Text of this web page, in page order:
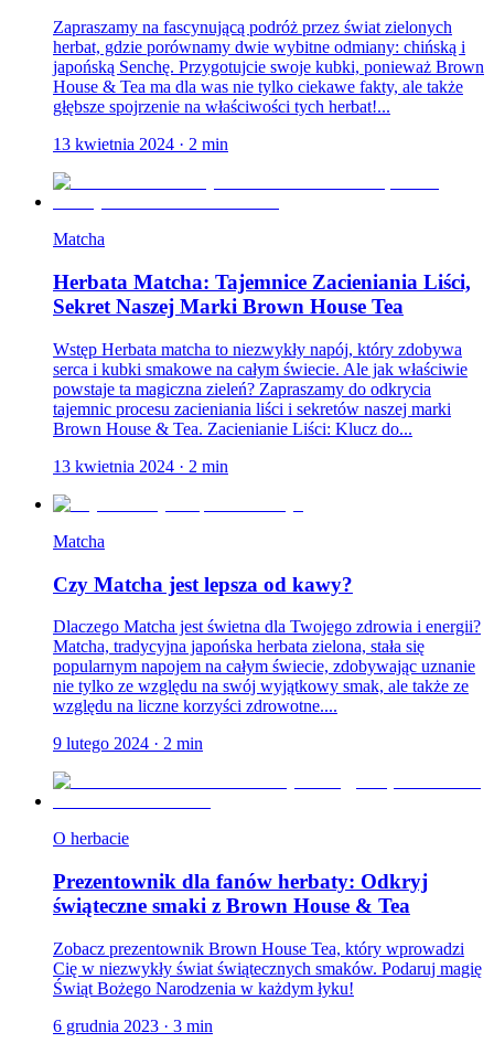
Zapraszamy na fascynującą podróż przez świat zielonych
herbat, gdzie porównamy dwie wybitne odmiany: chińską i
japońską Senchę. Przygotujcie swoje kubki, ponieważ Brown
House & Tea ma dla was nie tylko ciekawe fakty, ale także
głębsze spojrzenie na właściwości tych herbat!...
13 kwietnia 2024 · 2 min
Matcha
Herbata Matcha: Tajemnice Zacieniania Liści,
Sekret Naszej Marki Brown House Tea
Wstęp Herbata matcha to niezwykły napój, który zdobywa
serca i kubki smakowe na całym świecie. Ale jak właściwie
powstaje ta magiczna zieleń? Zapraszamy do odkrycia
tajemnic procesu zacieniania liści i sekretów naszej marki
Brown House & Tea. Zacienianie Liści: Klucz do...
13 kwietnia 2024 · 2 min
Matcha
Czy Matcha jest lepsza od kawy?
Dlaczego Matcha jest świetna dla Twojego zdrowia i energii?
Matcha, tradycyjna japońska herbata zielona, stała się
popularnym napojem na całym świecie, zdobywając uznanie
nie tylko ze względu na swój wyjątkowy smak, ale także ze
względu na liczne korzyści zdrowotne....
9 lutego 2024 · 2 min
O herbacie
Prezentownik dla fanów herbaty: Odkryj
świąteczne smaki z Brown House & Tea
Zobacz prezentownik Brown House Tea, który wprowadzi
Cię w niezwykły świat świątecznych smaków. Podaruj magię
Świąt Bożego Narodzenia w każdym łyku!
6 grudnia 2023 · 3 min